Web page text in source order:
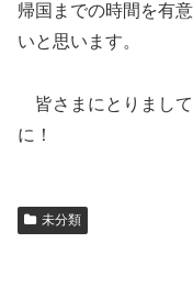
帰国までの時間を有
いと思います。
皆さまにとりまし
に！
未分類